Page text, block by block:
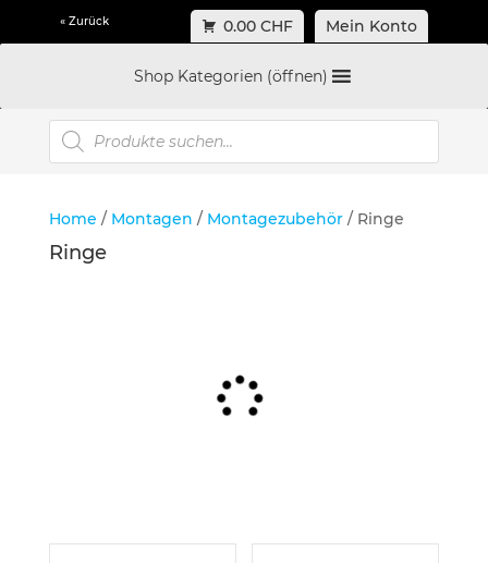
« Zurück 0.00 CHF Mein Konto
Shop Kategorien (öffnen)
Products
search
Home / Montagen / Montagezubehör/ Ringe
Ringe